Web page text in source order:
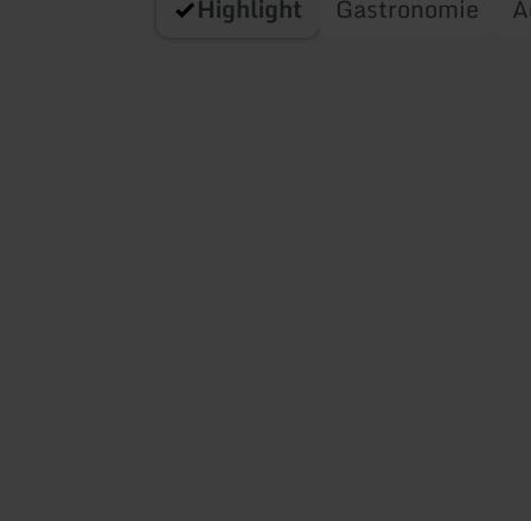
Highlight Gastronomie